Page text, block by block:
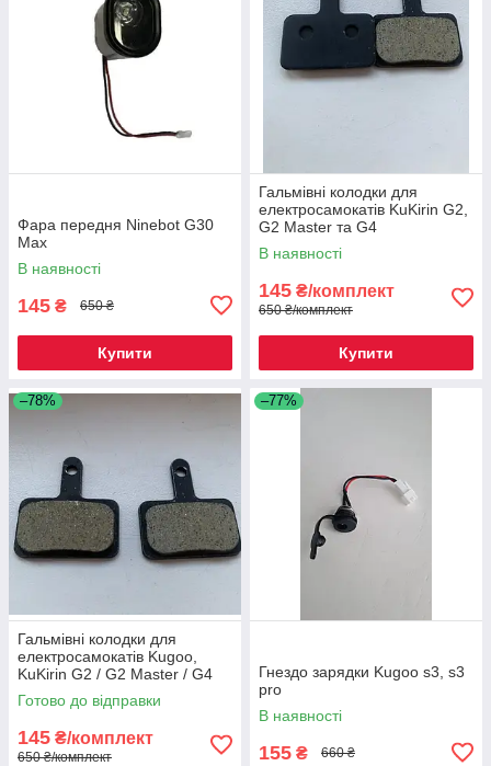
Фара передня Ninebot G30
Max
В наявності
145 ₴ 650 ₴
Купити
Гальмівні колодки для
електросамокатів KuKirin G2,
G2 Master та G4
В наявності
145 ₴/комплект
650 ₴/комплект
Купити
–78%
Гальмівні колодки для
електросамокатів Kugoo,
KuKirin G2 / G2 Master / G4
Готово до відправки
145 ₴/комплект
650 ₴/комплект
–77%
Гнездо зарядки Kugoo s3, s3
pro
В наявності
155 ₴ 660 ₴